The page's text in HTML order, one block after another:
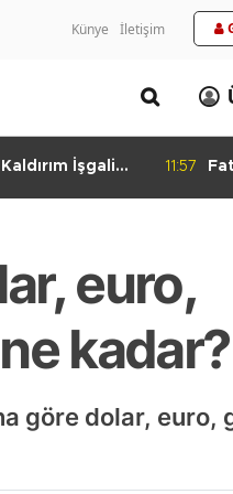
Künye İletişim
İşgali 11:57
euro,
kadar?
göre dolar, euro,